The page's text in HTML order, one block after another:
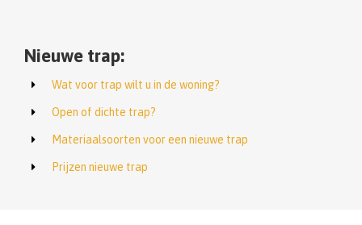
Nieuwe trap:
Wat voor trap wilt u in de woning?
Open of dichte trap?
Materiaalsoorten voor een nieuwe trap
Prijzen nieuwe trap